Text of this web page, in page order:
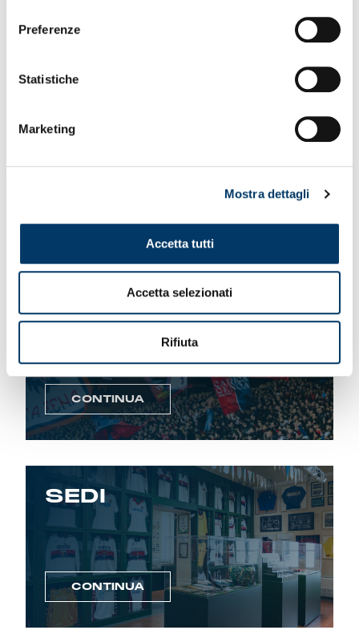
Preferenze
Statistiche
Marketing
Mostra dettagli
Accetta tutti
Accetta selezionati
Rifiuta
BIGLIETTERIA
CONTINUA
SEDI
CONTINUA